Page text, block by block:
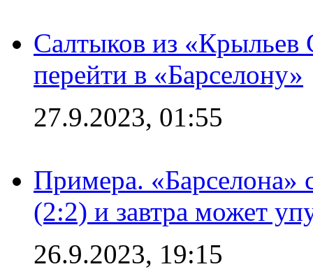
Салтыков из «Крыльев
перейти в «Барселону»
27.9.2023, 01:55
Примера. «Барселона»
(2:2) и завтра может
26.9.2023, 19:15